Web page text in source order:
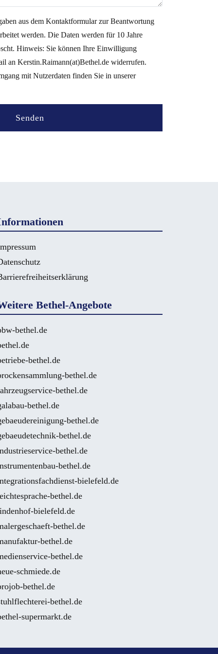
aus dem Kontaktformular zur Beantwortung
werden. Die Daten werden für 10 Jahre
Hinweis: Sie können Ihre Einwilligung
an Kerstin.Raimann(at)Bethel.de widerrufen.
mit Nutzerdaten finden Sie in unserer
Senden
Bethel-Angebote
bethel.de
bethel.de
bethel.de
bethel.de
bethel.de
bethel.de
bethel.de
bethel.de
bethel.de
bielefeld.de
bethel.de
bielefeld.de
bethel.de
bethel.de
bethel.de
schmiede.de
bethel.de
bethel.de
supermarkt.de